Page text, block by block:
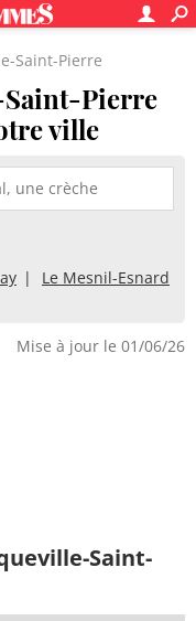
Saint-Pierre
Saint-Pierre
ville
Le Mesnil-Esnard
Mise à jour le 01/06/26
Saint-